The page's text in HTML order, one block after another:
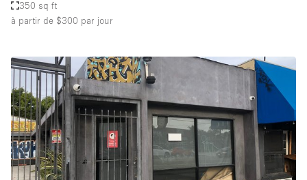
350 sq ft
à partir de $300 par jour